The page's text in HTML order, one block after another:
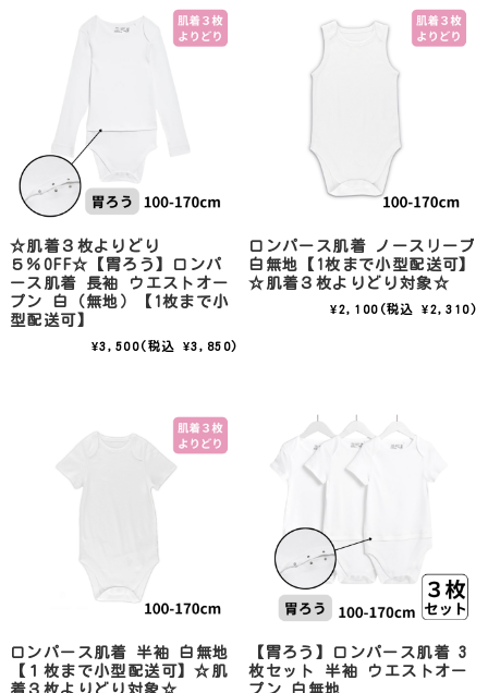
☆肌着３枚よりどり
５％OFF☆【胃ろう】ロンパ
ース肌着 長袖 ウエストオー
プン 白（無地）【1枚まで小
型配送可】
¥3,500(税込 ¥3,850)
ロンパース肌着 ノースリーブ
白無地【1枚まで小型配送可】
☆肌着３枚よりどり対象☆
¥2,100 (税込 ¥2,310)
ロンパース肌着 半袖 白無地
【１枚まで小型配送可】☆肌
【胃ろう】ロンパース肌着 3
枚セット 半袖 ウエストオー